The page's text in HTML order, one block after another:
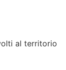
al territorio